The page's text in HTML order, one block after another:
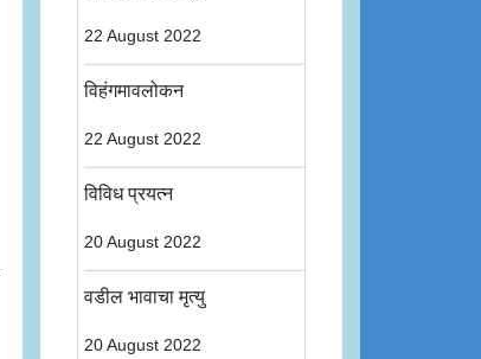
22 August 2022
विहंगमावलोकन
22 August 2022
विविध प्रयत्न
20 August 2022
वडील भावाचा मृत्यु
20 August 2022